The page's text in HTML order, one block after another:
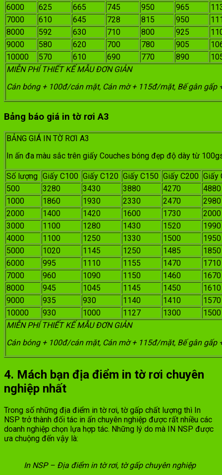
6000
625 665 745 950 965
7000
610 645 728 815 950
8000
592 630 710 800 925
9000
580 620 700 780 905
10000
570 610 690 770 890
MIỄN PHÍ THIẾT KẾ MẪU ĐƠN GIẢN
Cán bóng + 100đ/cán mặt, Cán mờ + 115đ/mặt, Bế gân gấp
Bảng báo giá in tờ rơi A3
BẢNG GIÁ IN TỜ RƠI A3
In ấn đa màu sắc trên giấy Couches bóng đẹp độ dày từ
Số lượng Giấy C100 Giấy C120 Giấy C150 Giấy C200 Giấy
500
3280 3430 3880 4270
4880
1000
1860 1930 2330 2470
2980
2000
1400 1420 1600 1730
2000
3000
1100 1280 1430 1520
1990
4000
1100 1250 1330 1500
1950
5000
1020 1145 1250 1485
1850
6000
995 1110 1155 1470
1710
7000
960 1090 1150 1460
1670
8000
945 1045 1145 1450
1610
9000
935 930 1140 1410
1570
10000
930 1000 1127 1300
1500
MIỄN PHÍ THIẾT KẾ MẪU ĐƠN GIẢN
Cán bóng + 100đ/cán mặt, Cán mờ + 115đ/mặt, Bế gân gấp
4. Mách bạn địa điểm in tờ rơi chuyên
nghiệp nhất
Trong số những địa điểm in tờ rơi, tờ gấp chất lượng thì In
NSP trở thành đối tác in ấn chuyên nghiệp được rất nhiều các
doanh nghiệp chọn lựa hợp tác. Những lý do mà IN NSP được
ưa chuộng đến vậy là:
In NSP – Địa điểm in tờ rơi, tờ gấp chuyên nghiệp